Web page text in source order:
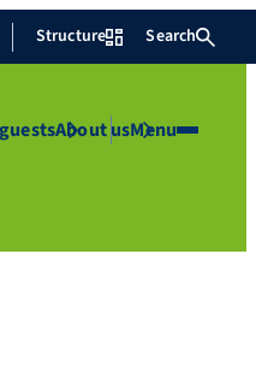
Structure Search
About usMenu